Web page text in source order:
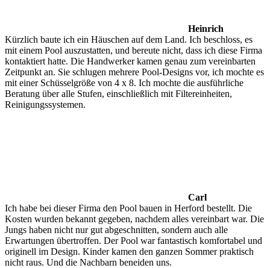
Heinrich
Kürzlich baute ich ein Häuschen auf dem Land. Ich beschloss, es
mit einem Pool auszustatten, und bereute nicht, dass ich diese Firma
kontaktiert hatte. Die Handwerker kamen genau zum vereinbarten
Zeitpunkt an. Sie schlugen mehrere Pool-Designs vor, ich mochte es
mit einer Schüsselgröße von 4 x 8. Ich mochte die ausführliche
Beratung über alle Stufen, einschließlich mit Filtereinheiten,
Reinigungssystemen.
Carl
Ich habe bei dieser Firma den Pool bauen in Herford bestellt. Die
Kosten wurden bekannt gegeben, nachdem alles vereinbart war. Die
Jungs haben nicht nur gut abgeschnitten, sondern auch alle
Erwartungen übertroffen. Der Pool war fantastisch komfortabel und
originell im Design. Kinder kamen den ganzen Sommer praktisch
nicht raus. Und die Nachbarn beneiden uns.